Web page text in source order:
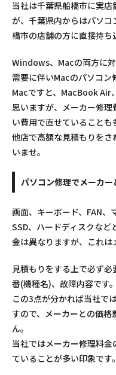
当社は千葉県船橋市に実
が、千葉県内からはパソ
橋市の店舗の方に直接持ち
Windows、Macの両方に
需要に伴いMacのパソコン
Macですと、MacBook Air
思いますが、メーカー修
い費用で直せていることも
他店で高額な見積もりを
いませ。
パソコン修理でメーカ
画面、キーボード、FAN、
SSD、ハードディスクな
金は異なりますが、これは
見積もりをする上で必ず
番(機種名)、故障内容です。
この3点が分かれば当社で
すので、メーカーとの価
ん。
当社ではメーカー修理料
ていることが多い印象です。